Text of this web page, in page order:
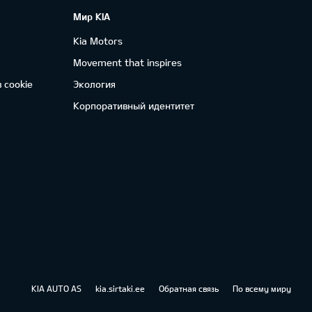
cookie
Мир KIA
Kia Motors
Movement that inspires
Экология
Корпоративный идентитет
KIA AUTO AS kia.sirtaki.ee Обратная связь По всему миру